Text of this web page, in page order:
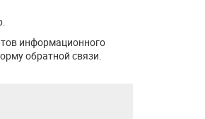
информационного
обратной связи.